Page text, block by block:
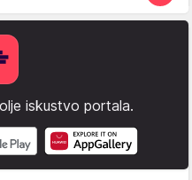
iskustvo portala.